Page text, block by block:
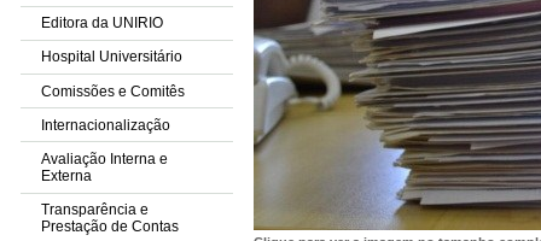
Editora da UNIRIO
Hospital Universitário
Comissões e Comitês
Internacionalização
Avaliação Interna e
Externa
Transparência e
Prestação de Contas